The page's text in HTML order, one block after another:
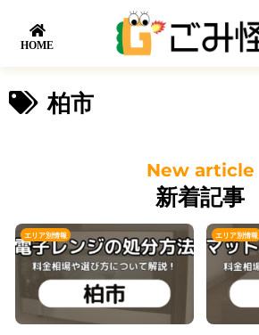
HOME
柏市
新着記事
エリア別情報 エリア別情報